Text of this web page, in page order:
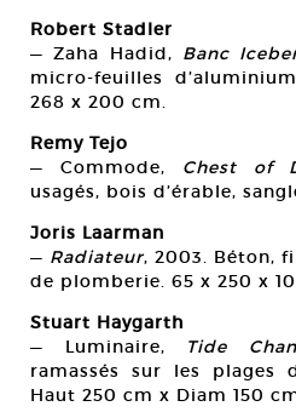
Robert Stadler
— Zaha Hadid, Banc
micro-feuilles
268 x 200 cm.
Remy Tejo
— Commode, Chest of
usagés, bois d’érable,
Joris Laarman
— Radiateur, 2003. Béton,
de plomberie. 65 x 250 x
Stuart Haygarth
— Luminaire, Tide
ramassés sur les
Haut 250 cm x Diam 150